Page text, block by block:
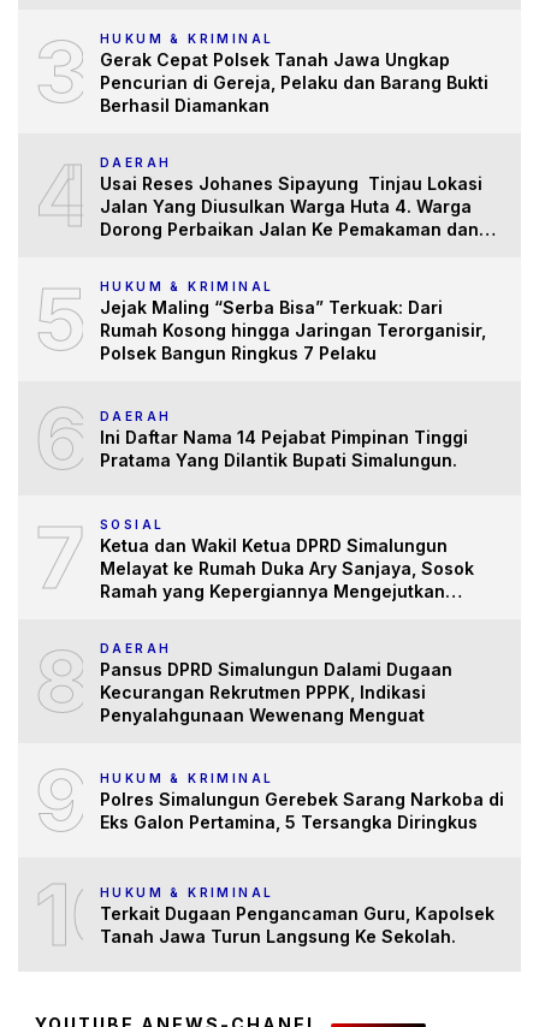
3 HUKUM & KRIMINAL
Gerak Cepat Polsek Tanah Jawa Ungkap
Pencurian di Gereja, Pelaku dan Barang Bukti
Berhasil Diamankan
4 DAERAH
Usai Reses Johanes Sipayung Tinjau Lokasi
Jalan Yang Diusulkan Warga Huta 4. Warga
Dorong Perbaikan Jalan Ke Pemakaman dan
5 HUKUM & KRIMINAL
Jejak Maling “Serba Bisa” Terkuak: Dari
Rumah Kosong hingga Jaringan Terorganisir,
Polsek Bangun Ringkus 7 Pelaku
6 DAERAH
Ini Daftar Nama 14 Pejabat Pimpinan Tinggi
Pratama Yang Dilantik Bupati Simalungun.
7 SOSIAL
Ketua dan Wakil Ketua DPRD Simalungun
Melayat ke Rumah Duka Ary Sanjaya, Sosok
Ramah yang Kepergiannya Mengejutkan
8 DAERAH
Pansus DPRD Simalungun Dalami Dugaan
Kecurangan Rekrutmen PPPK, Indikasi
Penyalahgunaan Wewenang Menguat
9 HUKUM & KRIMINAL
Polres Simalungun Gerebek Sarang Narkoba di
Eks Galon Pertamina, 5 Tersangka Diringkus
10HUKUM & KRIMINAL
Terkait Dugaan Pengancaman Guru, Kapolsek
Tanah Jawa Turun Langsung Ke Sekolah.